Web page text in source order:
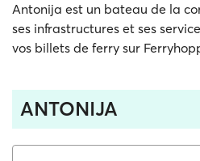
Antonija est un bateau de la
ses infrastructures et ses
vos billets de ferry sur
ANTONIJA